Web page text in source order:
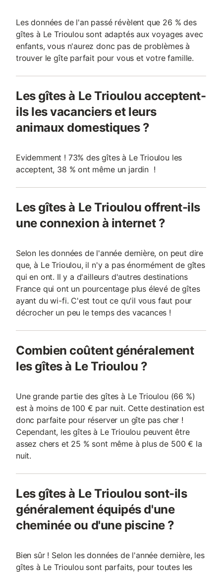
Les données de l'an passé révèlent que 26 % des
gîtes à Le Trioulou sont adaptés aux voyages avec
enfants, vous n'aurez donc pas de problèmes à
trouver le gîte parfait pour vous et votre famille.
Les gîtes à Le Trioulou acceptent-
ils les vacanciers et leurs
animaux domestiques ?
Evidemment ! 73% des gîtes à Le Trioulou les
acceptent, 38 % ont même un jardin !
Les gîtes à Le Trioulou offrent-ils
une connexion à internet ?
Selon les données de l'année dernière, on peut dire
que, à Le Trioulou, il n'y a pas énormément de gîtes
qui en ont. Il y a d'ailleurs d'autres destinations
France qui ont un pourcentage plus élevé de gîtes
ayant du wi-fi. C'est tout ce qu'il vous faut pour
décrocher un peu le temps des vacances !
Combien coûtent généralement
les gîtes à Le Trioulou ?
Une grande partie des gîtes à Le Trioulou (66 %)
est à moins de 100 € par nuit. Cette destination est
donc parfaite pour réserver un gîte pas cher !
Cependant, les gîtes à Le Trioulou peuvent être
assez chers et 25 % sont même à plus de 500 € la
nuit.
Les gîtes à Le Trioulou sont-ils
généralement équipés d'une
cheminée ou d'une piscine ?
Bien sûr ! Selon les données de l'année dernière, les
gîtes à Le Trioulou sont parfaits, pour toutes les